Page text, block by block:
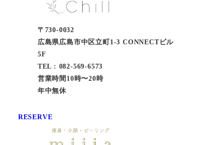
〒730-0032
広島県広島市中区立町1-3 CONNECTビル
5F
TEL : 082-569-6573
営業時間10時〜20時
年中無休
RESERVE